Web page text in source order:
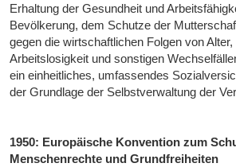
Erhaltung der Gesundheit und
Bevölkerung, dem Schutze der
gegen die wirtschaftlichen Folgen von Alter,
Arbeitslosigkeit und sonstigen
ein einheitliches, umfassendes
der Grundlage der Selbstverwaltung der
1950: Europäische Konvention zum
Menschenrechte und Grundfreiheiten